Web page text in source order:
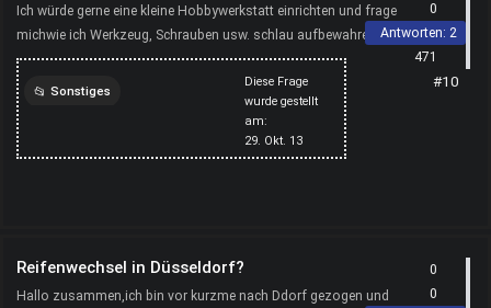
Ich würde gerne eine kleine Hobbywerkstatt einrichten und frage
michwie ich Werkzeug, Schrauben usw. schlau aufbewahren
soll. Ich will kleinere Motorenreparieren.Kann mir...
Diese Frage
wurde gestellt
am:
29. Okt. 13
Sonstiges
ordnung werkstatt
0
Antworten: 2
471
#10
Reifenwechsel in Düsseldorf?
Hallo zusammen,ich bin vor kurzme nach Ddorf gezogen und
0
0